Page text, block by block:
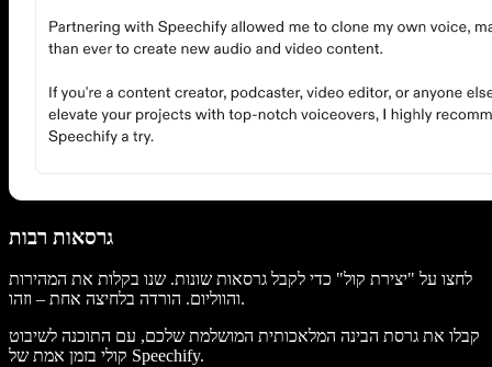
גרסאות רבות
לחצו על "יצירת קול" כדי לקבל גרסאות שונות. שנו בקלות את המהירות
והווליום. הורדה בלחיצה אחת – וזהו.
קבלו את גרסת הבינה המלאכותית המושלמת שלכם, עם התוכנה לשיבוט
קולי בזמן אמת של Speechify.